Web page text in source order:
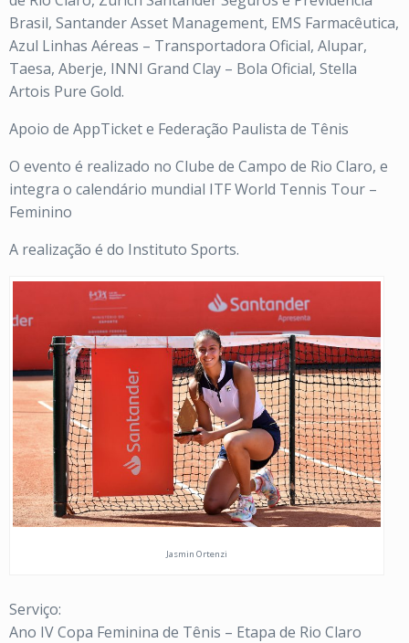
Brasil, Santander Asset Management, EMS Farmacêutica,
Azul Linhas Aéreas – Transportadora Oficial, Alupar,
Taesa, Aberje, INNI Grand Clay – Bola Oficial, Stella
Artois Pure Gold.
Apoio de AppTicket e Federação Paulista de Tênis
O evento é realizado no Clube de Campo de Rio Claro, e
integra o calendário mundial ITF World Tennis Tour –
Feminino
A realização é do Instituto Sports.
Jasmin Ortenzi
Serviço:
Ano IV Copa Feminina de Tênis – Etapa de Rio Claro